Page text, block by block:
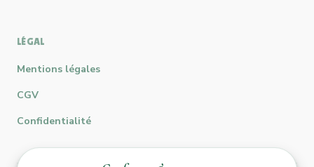
LÉGAL
Mentions légales
CGV
Confidentialité